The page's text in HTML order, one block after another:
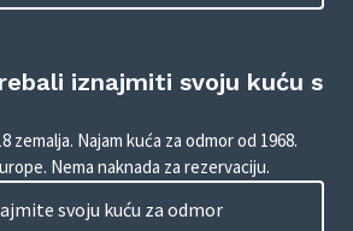
iznajmiti svoju kuću s
zemalja. Najam kuća za odmor od 1968.
Nema naknada za rezervaciju.
svoju kuću za odmor